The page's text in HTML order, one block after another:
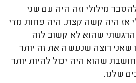
מילולי וזה היה עם שני
אז היה קשה קצת. היה פחות מדי
שהוא לא קשוב לזה
שאני רוצה שנעשה את זה יותר
שהוא היה יכול להיות יותר
שלנו.